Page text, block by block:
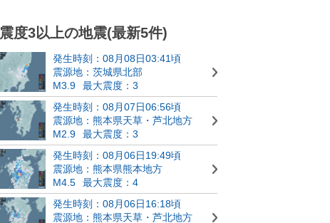
震度3以上の地震(最新5件)
発生時刻：08月08日03:41頃
震源地：茨城県北部
M3.9
最大震度：3
発生時刻：08月07日06:56頃
震源地：熊本県天草・芦北地方
M2.9
最大震度：3
発生時刻：08月06日19:49頃
震源地：熊本県熊本地方
M4.5
最大震度：4
発生時刻：08月06日16:18頃
震源地：熊本県天草・芦北地方